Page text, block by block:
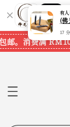
。消费满
17 分